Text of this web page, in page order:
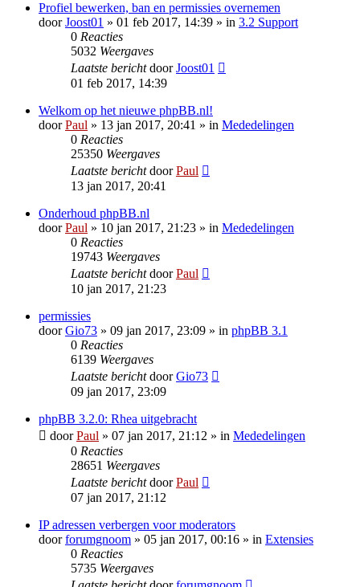
Profiel bewerken, ban en permissies overnemen
doorJoost01 » 01 feb 2017, 14:39 » in 3.2 Support
0 Reacties
5032 Weergaves
Laatste berichtdoorJoost01
01 feb 2017, 14:39
Welkom op het nieuwe phpBB.nl!
doorPaul » 13 jan 2017, 20:41 » in Mededelingen
0 Reacties
25350 Weergaves
Laatste berichtdoorPaul
13 jan 2017, 20:41
Onderhoud phpBB.nl
doorPaul » 10 jan 2017, 21:23 » in Mededelingen
0 Reacties
19743 Weergaves
Laatste berichtdoorPaul
10 jan 2017, 21:23
permissies
doorGio73 » 09 jan 2017, 23:09 » in phpBB 3.1
0 Reacties
6139 Weergaves
Laatste berichtdoorGio73
09 jan 2017, 23:09
phpBB 3.2.0: Rhea uitgebracht
doorPaul » 07 jan 2017, 21:12 » in Mededelingen
0 Reacties
28651 Weergaves
Laatste berichtdoorPaul
07 jan 2017, 21:12
IP adressen verbergen voor moderators
doorforumgnoom » 05 jan 2017, 00:16 » in Extensies
0 Reacties
5735 Weergaves